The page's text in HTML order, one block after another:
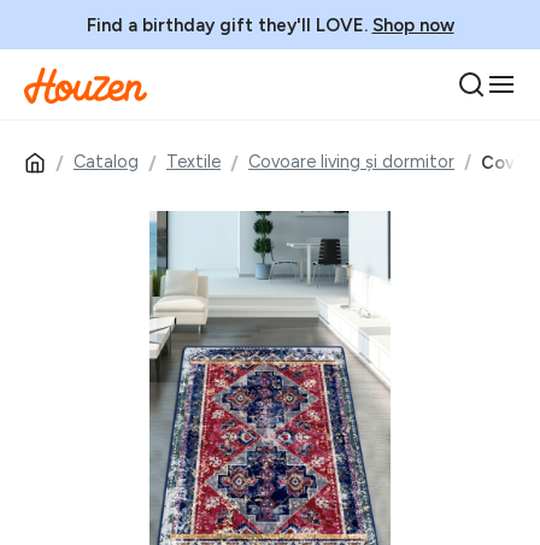
Find a birthday gift they'll LOVE. Shop now
Catalog Textile Covoare living și dormitor